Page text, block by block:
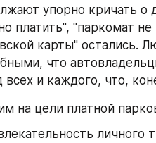
упорно кричать о
платить", "паркомат
карты" остались.
что
всех и каждого, что,
на цели платной
личного